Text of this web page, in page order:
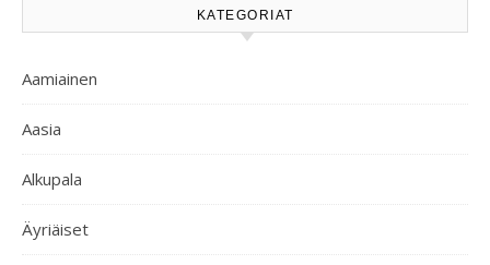
KATEGORIAT
Aamiainen
Aasia
Alkupala
Äyriäiset